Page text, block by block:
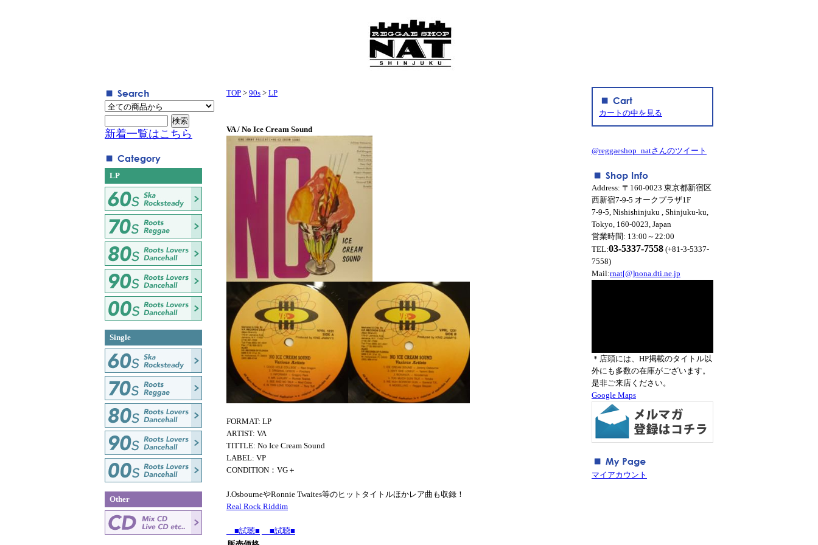
TOP > 90s > LP
VA / No Ice Cream Sound
FORMAT: LP
ARTIST: VA
TITTLE: No Ice Cream Sound
LABEL: VP
CONDITION：VG＋
J.OsbourneやRonnie Twaites等のヒットタイトルほかレア曲も収録！
Real Rock Riddim
■試聴■
■試聴■
新着一覧はこちら
LP
Single
Other
カートの中を見る
@reggaeshop_natさんのツイート
Address: 〒160-0023 東京都新宿区
西新宿7-9-5 オークプラザ1F
7-9-5, Nishishinjuku , Shinjuku-ku,
Tokyo, 160-0023, Japan
営業時間: 13:00～22:00
TEL:03-5337-7558 (+81-3-5337-
7558)
Mail:rnat[@]nona.dti.ne.jp
＊店頭には、HP掲載のタイトル以
外にも多数の在庫がございます。
是非ご来店ください。
Google Maps
マイアカウント